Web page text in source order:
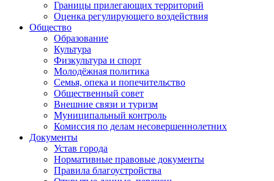
Границы прилегающих территорий
Оценка регулирующего воздействия
Общество
Образование
Культура
Физкультура и спорт
Молодёжная политика
Семья, опека и попечительство
Общественный совет
Внешние связи и туризм
Муниципальный контроль
Комиссия по делам несовершеннолетних
Документы
Устав города
Нормативные правовые документы
Правила благоустройства